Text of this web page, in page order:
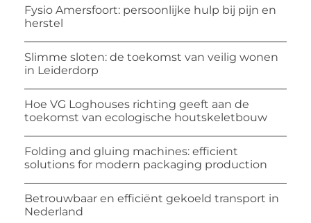
Fysio Amersfoort: persoonlijke hulp bij pijn en
herstel
Slimme sloten: de toekomst van veilig wonen
in Leiderdorp
Hoe VG Loghouses richting geeft aan de
toekomst van ecologische houtskeletbouw
Folding and gluing machines: efficient
solutions for modern packaging production
Betrouwbaar en efficiënt gekoeld transport in
Nederland